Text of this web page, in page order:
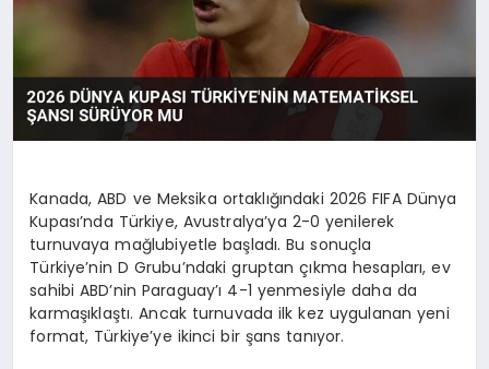
TEKNOLOJI
Kanada, ABD ve Meksika ortaklığındaki 2026 FIFA Dünya
Kupası’nda Türkiye, Avustralya’ya 2-0 yenilerek
turnuvaya mağlubiyetle başladı. Bu sonuçla
Türkiye’nin D Grubu’ndaki gruptan çıkma hesapları, ev
sahibi ABD’nin Paraguay’ı 4-1 yenmesiyle daha da
karmaşıklaştı. Ancak turnuvada ilk kez uygulanan yeni
format, Türkiye’ye ikinci bir şans tanıyor.